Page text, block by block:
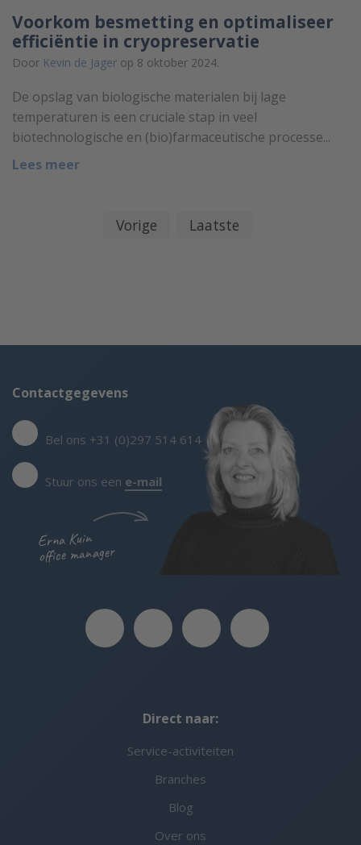
Voorkom besmetting en optimaliseer
efficiëntie in cryopreservatie
Door Kevin de Jager op 8 oktober 2024.
De opslag van biologische materialen bij lage
temperaturen is een cruciale stap in veel
biotechnologische en (bio)farmaceutische processe...
Lees meer
Vorige Laatste
Erna Kuin
office manager
Contactgegevens
Bel ons +31 (0)297 514 614
Stuur ons een e-mail
Direct naar:
Service-activiteiten
Branches
Blog
Over ons